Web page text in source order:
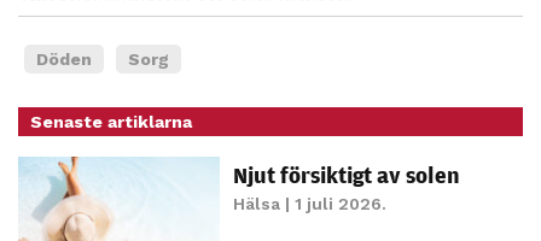
Döden Sorg
Senaste artiklarna
Njut försiktigt av solen
Hälsa| 1 juli 2026.